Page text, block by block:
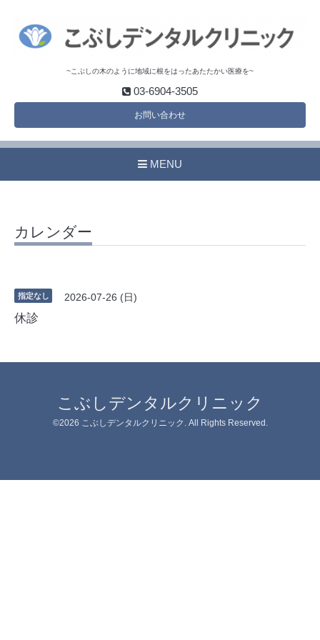
~こぶしの木のように地域に根をはったあたたかい医療を~
03-6904-3505
お問い合わせ
MENU
カレンダー
指定なし 2026-07-26 (日)
休診
こぶしデンタルクリニック
©2026 こぶしデンタルクリニック . All Rights Reserved.